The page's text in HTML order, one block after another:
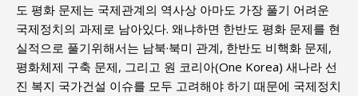
도 평화 문제는 국제관계의 역사상 아마도 가장 풀기 어려운
국제정치의 과제로 남아있다. 왜냐하면 한반도 평화 문제를 현
실적으로 풀기위해서는 남북·북미 관계, 한반도 비핵화 문제,
평화체제 구축 문제, 그리고 원 코리아(One Korea) 새나라 선
진 복지 국가건설 이슈를 모두 고려해야 하기 때문에 국제정치